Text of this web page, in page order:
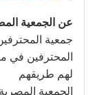
عن الجمعية
جمعية
المحترفين في
لهم طريقهم
الجمعية